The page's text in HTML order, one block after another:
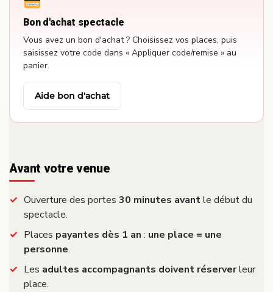
Bon d'achat spectacle
Vous avez un bon d'achat ? Choisissez vos places, puis
saisissez votre code dans « Appliquer code/remise » au
panier.
Aide bon d'achat
Avant votre venue
Ouverture des portes 30 minutes avantle début du
spectacle.
Places payantes dès 1 an : une place = une
personne.
Les adultes accompagnants doivent réserverleur
place.